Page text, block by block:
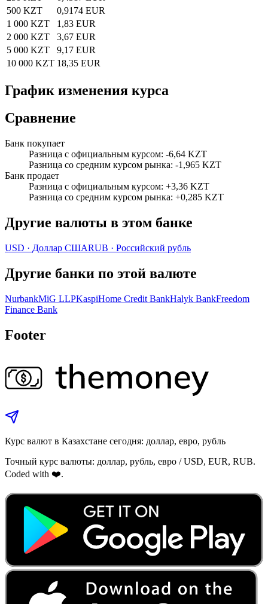
500 KZT
0,9174 EUR
1 000 KZT
1,83 EUR
2 000 KZT
3,67 EUR
5 000 KZT
9,17 EUR
10 000 KZT 18,35 EUR
График изменения курса
Сравнение
Банк покупает
Разница с официальным курсом: -6,64 KZT
Разница со средним курсом рынка: -1,965 KZT
Банк продает
Разница с официальным курсом: +3,36 KZT
Разница со средним курсом рынка: +0,285 KZT
Другие валюты в этом банке
USD · Доллар СШАRUB · Российский рубль
Другие банки по этой валюте
NurbankMiG LLPKaspiHome Credit BankHalyk BankFreedom
Finance Bank
Footer
Курс валют в Казахстане сегодня: доллар, евро, рубль
Точный курс валюты: доллар, рубль, евро / USD, EUR, RUB.
Coded with ❤️.